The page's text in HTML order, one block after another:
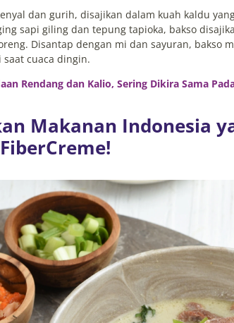
dan gurih, disajikan dalam kuah kaldu
sapi giling dan tepung tapioka, bakso
Disantap dengan mi dan sayuran, bakso
cuaca dingin.
Rendang dan Kalio, Sering Dikira Sama
Makanan Indonesia